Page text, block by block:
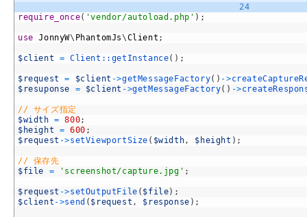
24
require_once( 'vendor/autoload.php' ) ;
use JonnyW\ PhantomJs\Client ;
$client = Client:: getInstance( ) ;
$request = $client ->getMessageFactory( ) ->
$resuponse
= $client ->getMessageFactory( ) ->
// サイズ指定
$width = 800;
$height
= 600 ;
$request ->setViewportSize ( $width, $height ) ;
// 保存先
$file
= 'screenshot/capture.jpg' ;
$request ->setOutputFile ( $file) ;
$client ->send ( $request , $response ) ;